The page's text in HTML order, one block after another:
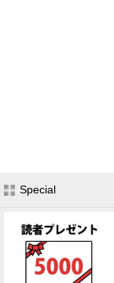
Special